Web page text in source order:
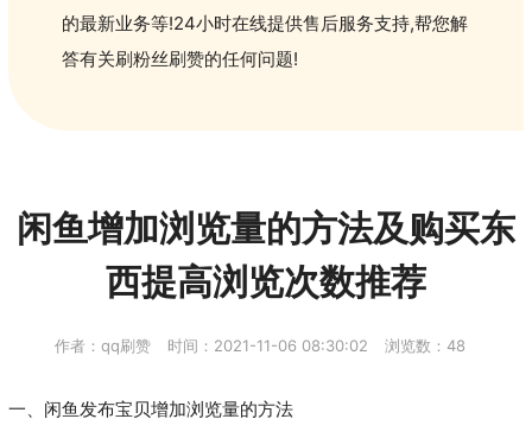
的最新业务等!24小时在线提供售后服务支持,帮您解
答有关刷粉丝刷赞的任何问题!
闲鱼增加浏览量的方法及购买东
西提高浏览次数推荐
作者：qq刷赞 时间：2021-11-06 08:30:02 浏览数： 48
一、闲鱼发布宝贝增加浏览量的方法